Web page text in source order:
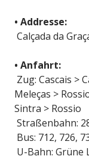
• Addresse:
Calçada da
• Anfahrt:
Zug: Cascais >
Meleças >
Sintra > Rossio
Straßenbahn:
Bus: 712, 726,
U-Bahn: Grüne